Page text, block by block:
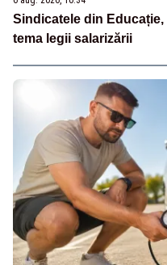
Sindicatele din
tema legii salarizării